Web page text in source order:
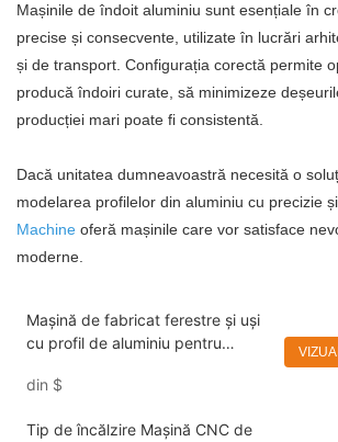
Mașinile de îndoit aluminiu sunt esențiale în
precise și consecvente, utilizate în lucrări
și de transport. Configurația corectă permite
producă îndoiri curate, să minimizeze
producției mari poate fi consistentă.
Dacă unitatea dumneavoastră necesită o
modelarea profilelor din aluminiu cu precizie
Machine oferă mașinile care vor satisface
moderne.
Mașină de fabricat ferestre și uși
cu profil de aluminiu pentru
margini
din $
Tip de încălzire Mașină CNC de